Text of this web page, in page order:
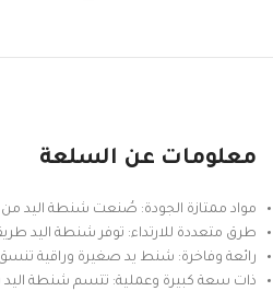
معلومات عن السلعة
مواد ممتازة الجودة: صُنعت شنطة اليد من
طرق متعددة للارتداء: توفر شنطة اليد
رائعة وفاخرة: شنط يد صغيرة وراقية
ذات سعة كبيرة وعملية: تتسم شنطة اليد